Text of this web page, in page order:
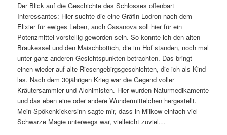
Der Blick auf die Geschichte des Schlosses offenbart
Interessantes: Hier suchte die eine Gräfin Lodron nach dem
Elixier für ewiges Leben, auch Casanova soll hier für ein
Potenzmittel vorstellig geworden sein. So konnte ich den alten
Braukessel und den Maischbottich, die im Hof standen, noch mal
unter ganz anderen Gesichtspunkten betrachten. Das bringt
einen wieder auf alte Riesengebirgsgeschichten, die ich als Kind
las. Nach dem 30jährigen Krieg war die Gegend voller
Kräutersammler und Alchimisten. Hier wurden Naturmedikamente
und das eben eine oder andere Wundermittelchen hergestellt.
Mein Spökenkiekersinn sagte mir, dass in Milkow einfach viel
Schwarze Magie unterwegs war, vielleicht zuviel…